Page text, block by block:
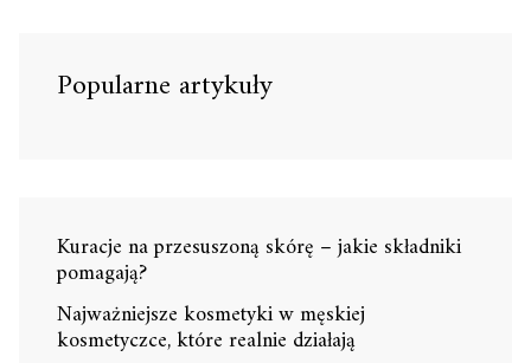
Popularne artykuły
Kuracje na przesuszoną skórę – jakie składniki
pomagają?
Najważniejsze kosmetyki w męskiej
kosmetyczce, które realnie działają